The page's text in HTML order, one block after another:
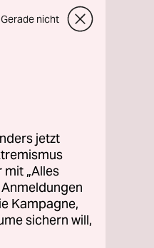
Gerade nicht
jetzt
„Alles
Kampagne,
sichern will,